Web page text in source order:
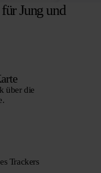
Jung und
über die
Trackers